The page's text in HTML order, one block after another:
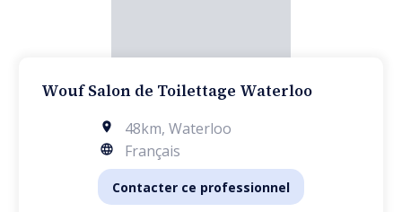
Wouf Salon de Toilettage Waterloo
48km, Waterloo
Français
Contacter ce professionnel